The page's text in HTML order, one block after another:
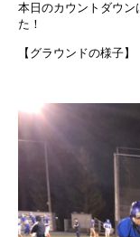
本日のカウントダウン
た！
【グラウンドの様子】